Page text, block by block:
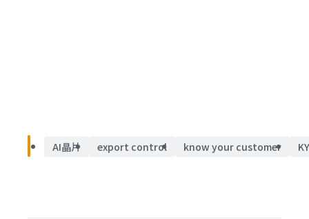
AI晶片 export control know your customer